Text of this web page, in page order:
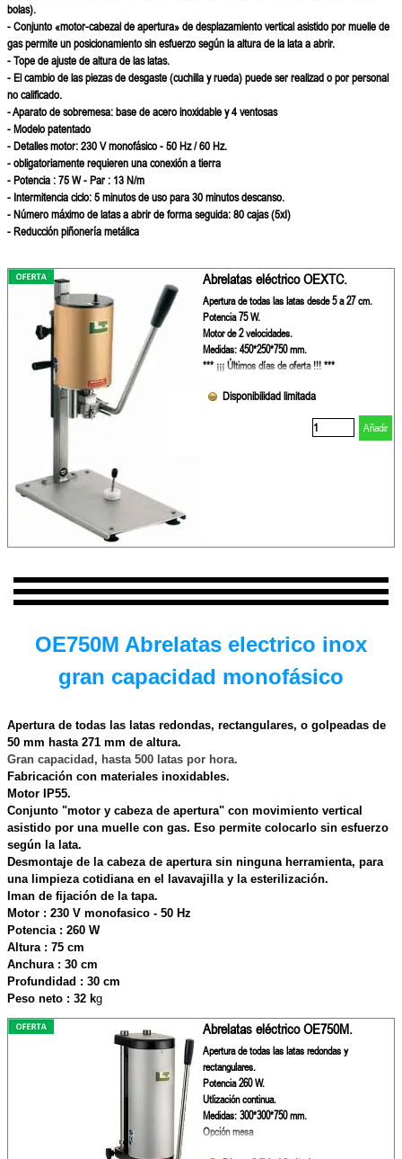
bolas).
- Conjunto «motor-cabezal de apertura» de desplazamiento vertical asistido por muelle de
gas permite un posicionamiento sin esfuerzo según la altura de la lata a abrir.
- Tope de ajuste de altura de las latas.
- El cambio de las piezas de desgaste (cuchilla y rueda) puede ser realizad o por personal
no calificado.
- Aparato de sobremesa: base de acero inoxidable y 4 ventosas
- Modelo patentado
- Detalles motor: 230 V monofásico - 50 Hz / 60 Hz.
- obligatoriamente requieren una conexión a tierra
- Potencia : 75 W - Par : 13 N/m
- Intermitencia ciclo: 5 minutos de uso para 30 minutos descanso.
- Número máximo de latas a abrir de forma seguida: 80 cajas (5xI)
- Reducción piñonería metálica
Abrelatas eléctrico OEXTC.
Apertura de todas las latas desde 5 a 27 cm.
Potencia 75 W.
Motor de 2 velocidades.
Medidas: 450*250*750 mm.
*** ¡¡¡ Últimos días de oferta !!! ***
Disponibilidad limitada
Añadir
OE750M Abrelatas electrico inox
gran capacidad monofásico
Apertura de todas las latas redondas, rectangulares, o golpeadas de
50 mm hasta 271 mm de altura.
Gran capacidad, hasta 500 latas por hora.
Fabricación con materiales inoxidables.
Motor IP55.
Conjunto "motor y cabeza de apertura" con movimiento vertical
asistido por una muelle con gas. Eso permite colocarlo sin esfuerzo
según la lata.
Desmontaje de la cabeza de apertura sin ninguna herramienta, para
una limpieza cotidiana en el lavavajilla y la esterilización.
Iman de fijación de la tapa.
Motor : 230 V monofasico - 50 Hz
Potencia : 260 W
Altura : 75 cm
Anchura : 30 cm
Profundidad : 30 cm
Peso neto : 32 kg
Abrelatas eléctrico OE750M.
Apertura de todas las latas redondas y
rectangulares.
Potencia 260 W.
Utlización continua.
Medidas: 300*300*750 mm.
Opción mesa